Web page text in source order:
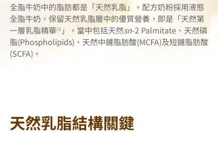
全脂牛奶中的脂肪都是「天然乳脂」。配方奶粉採用液態
全脂牛奶，保留天然乳脂層中的優質營養，即是「天然第
一層乳脂精華[1] 」，當中包括天然sn-2 Palmitate、天然磷
脂(Phospholipids)、天然中鏈脂肪酸(MCFA)及短鏈脂肪酸
(SCFA)。
天然乳脂結構關鍵
可能會對餵哺母乳造成難以回轉的負面影響。如 閣下有餵
哺母乳的困難或決定選擇使用母乳替代品前，應先諮詢醫護
人員和考慮社會及經濟因素。請按指示小心使用、預備及存
放母乳替代品或其他補充食品及飲料，因不適當或沒有需要
的使用可能危害嬰兒健康。